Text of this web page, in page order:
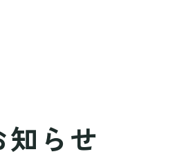
知らせ